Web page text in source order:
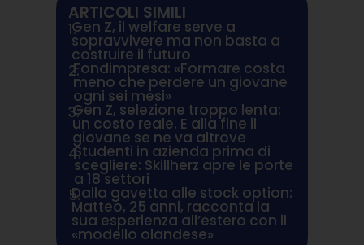
ARTICOLI SIMILI
1.Gen Z, il welfare serve a
sopravvivere ma non basta a
costruire il futuro
2.Fondimpresa: «Formare costa
meno che perdere un giovane
ogni sei mesi»
3.
Gen Z, selezione troppo lenta:
un costo reale. E alla fine il
giovane se ne va altrove
4.Studenti in azienda prima di
scegliere: Skillherz apre le porte
a 18 settori
5.
Dalla gavetta alle stock option:
Matteo, 25 anni, racconta la
sua esperienza all’estero con il
«modello olandese»